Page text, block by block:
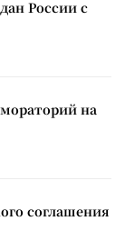
России с
на
соглашения